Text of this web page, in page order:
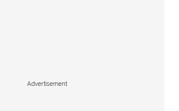
Advertisement